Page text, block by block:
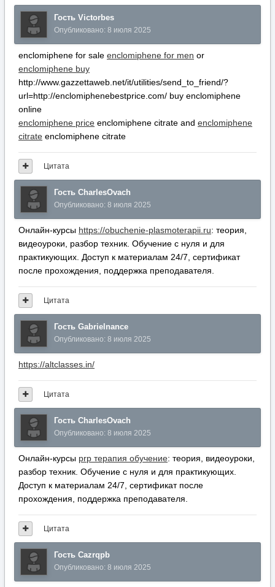
Гость Victorbes
Опубликовано: 8 июля 2025
enclomiphene for sale enclomiphene for men or
enclomiphene buy
http://www.gazzettaweb.net/it/utilities/send_to_friend/?
url=http://enclomiphenebestprice.com/ buy enclomiphene
online
enclomiphene price enclomiphene citrate and enclomiphene
citrate enclomiphene citrate
Цитата
Гость CharlesOvach
Опубликовано: 8 июля 2025
Онлайн-курсы https://obuchenie-plasmoterapii.ru: теория,
видеоуроки, разбор техник. Обучение с нуля и для
практикующих. Доступ к материалам 24/7, сертификат
после прохождения, поддержка преподавателя.
Цитата
Гость Gabrielnance
Опубликовано: 8 июля 2025
https://altclasses.in/
Цитата
Гость CharlesOvach
Опубликовано: 8 июля 2025
Онлайн-курсы prp терапия обучение: теория, видеоуроки,
разбор техник. Обучение с нуля и для практикующих.
Доступ к материалам 24/7, сертификат после
прохождения, поддержка преподавателя.
Цитата
Гость Cazrqpb
Опубликовано: 8 июля 2025